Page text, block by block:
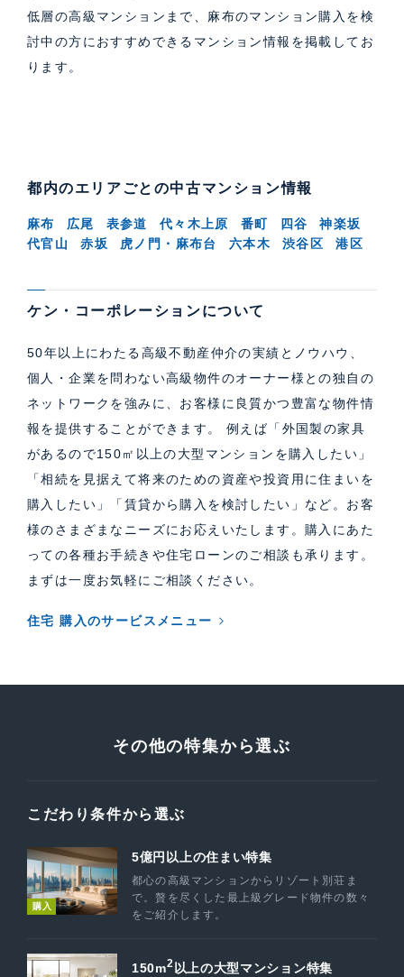
低層の高級マンションまで、麻布のマンション購入を検
討中の方におすすめできるマンション情報を掲載してお
ります。
都内のエリアごとの中古マンション情報
麻布 広尾 表参道 代々木上原 番町 四谷
神楽坂
代官山
赤坂 虎ノ門・麻布台 六本木 渋谷区 港区
ケン・コーポレーションについて
50年以上にわたる高級不動産仲介の実績とノウハウ、
個人・企業を問わない高級物件のオーナー様との独自の
ネットワークを強みに、お客様に良質かつ豊富な物件情
報を提供することができます。 例えば「外国製の家具
があるので150㎡以上の大型マンションを購入したい」
「相続を見据えて将来のための資産や投資用に住まいを
購入したい」「賃貸から購入を検討したい」など。お客
様のさまざまなニーズにお応えいたします。購入にあた
っての各種お手続きや住宅ローンのご相談も承ります。
まずは一度お気軽にご相談ください。
住宅 購入のサービスメニュー
その他の特集から選ぶ
こだわり条件から選ぶ
購入
5億円以上の住まい特集
都心の高級マンションからリゾート別荘ま
で。贅を尽くした最上級グレード物件の数々
をご紹介します。
150m2 以上の大型マンション特集